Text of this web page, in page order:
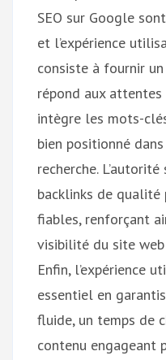
SEO sur Google
et l’expérience
consiste à fournir
répond aux
intègre les mots-
bien positionné
recherche.
backlinks de
fiables, renforçant
visibilité du site
Enfin, l’expérience
essentiel en
fluide, un temps de
contenu engageant